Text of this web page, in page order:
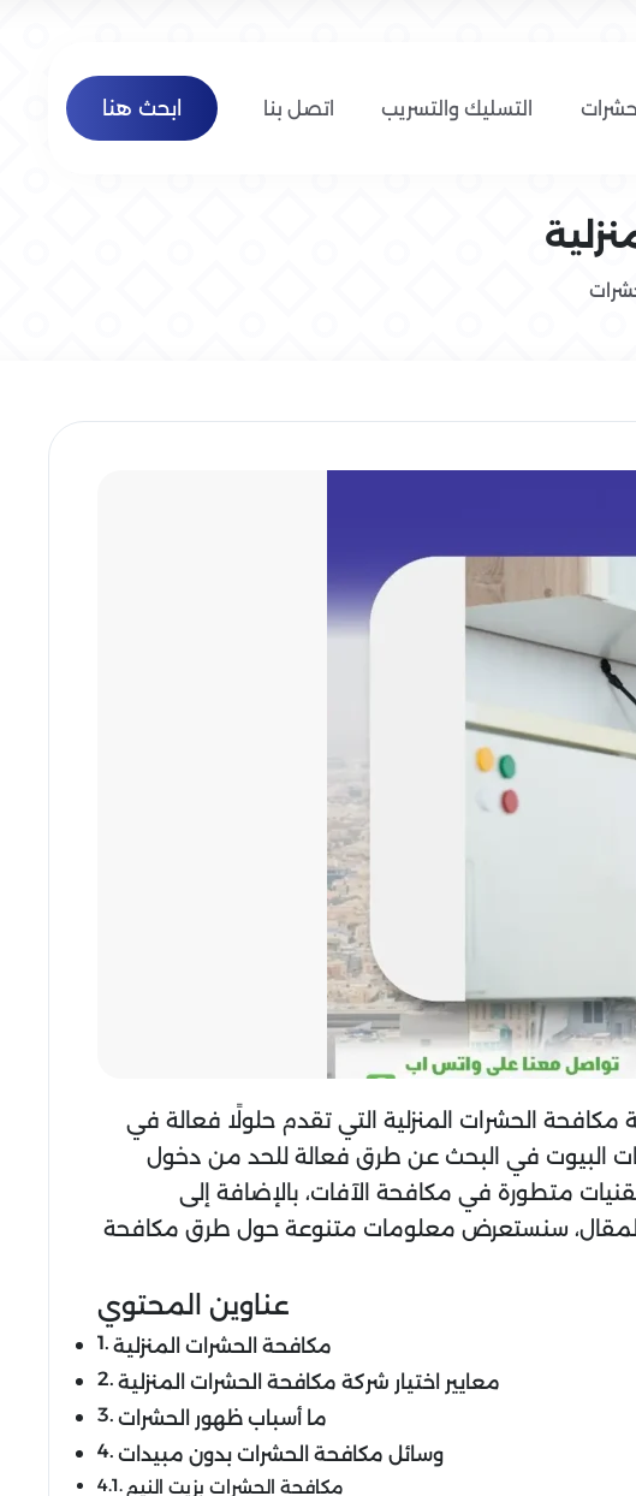
التسليك والتسريب اتصل بنا ابحث هنا
مكافحة الحشرات المنزلية التي تقدم حلولًا فعالة في
البيوت في البحث عن طرق فعالة للحد من دخول
متطورة في مكافحة الآفات، بالإضافة إلى
المقال، سنستعرض معلومات متنوعة حول طرق مكافحة
عناوين المحتوي
مكافحة الحشرات المنزلية
معايير اختيار شركة مكافحة الحشرات المنزلية
ما أسباب ظهور الحشرات
وسائل مكافحة الحشرات بدون مبيدات
مكافحة الحشرات بزيت النيم